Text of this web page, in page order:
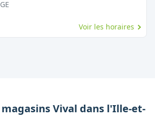
Voir les horaires
Vival dans l'Ille-et-